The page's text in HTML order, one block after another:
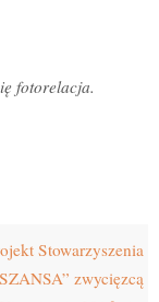
fotorelacja.
Stowarzyszenia
zwycięzcą